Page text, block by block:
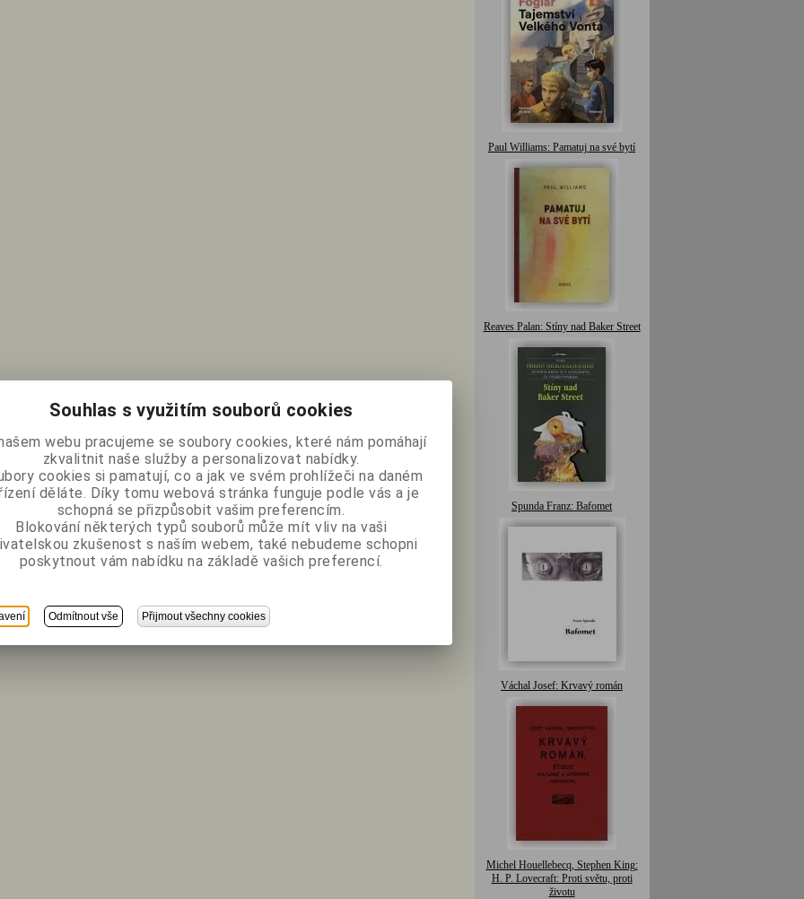
Paul Williams: Pamatuj na své bytí
Reaves Palan: Stíny nad Baker Street
Spunda Franz: Bafomet
Váchal Josef: Krvavý román
Michel Houellebecq, Stephen King:
H. P. Lovecraft: Proti světu, proti
životu
Souhlas s využitím souborů cookies
webu pracujeme se soubory cookies, které nám pomáhají
zkvalitnit naše služby a personalizovat nabídky.
cookies si pamatují, co a jak ve svém prohlížeči na daném
děláte. Díky tomu webová stránka funguje podle vás a je
schopná se přizpůsobit vašim preferencím.
Blokování některých typů souborů může mít vliv na vaši
zkušenost s naším webem, také nebudeme schopni
poskytnout vám nabídku na základě vašich preferencí.
Odmítnout vše Přijmout všechny cookies